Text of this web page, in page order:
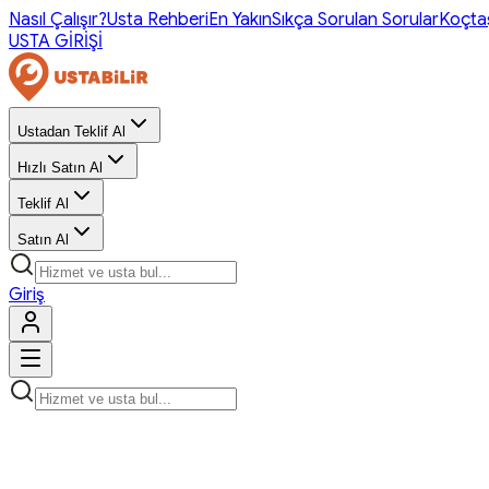
Nasıl Çalışır?Usta RehberiEn YakınSıkça Sorulan Sorular
USTA GİRİŞİ
Ustadan Teklif Al
Hızlı Satın Al
Teklif Al
Satın Al
Giriş